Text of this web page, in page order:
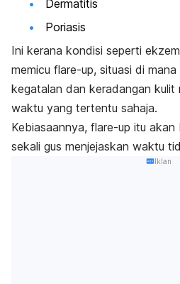
Dermatitis
Poriasis
Ini kerana kondisi seperti
memicu flare-up, situasi di
kegatalan dan keradangan kulit
waktu yang tertentu sahaja.
Kebiasaannya, flare-up itu akan
sekali gus menjejaskan waktu
Iklan